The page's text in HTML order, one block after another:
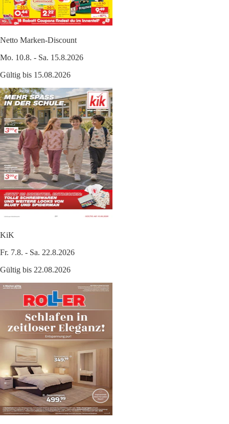
Netto Marken-Discount
Mo. 10.8. - Sa. 15.8.2026
Gültig bis 15.08.2026
KiK
Fr. 7.8. - Sa. 22.8.2026
Gültig bis 22.08.2026